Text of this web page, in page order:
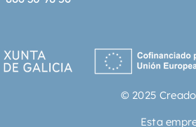
© 2025
Esta